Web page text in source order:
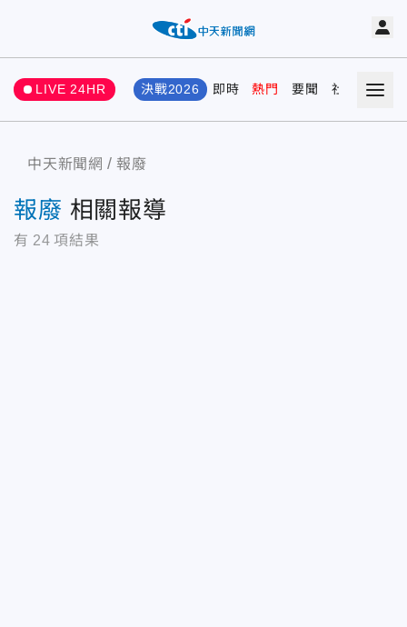
LIVE 24HR 決戰2026 即時 熱門 要聞 社會 娛樂
中天新聞網 報廢
報廢 相關報導
有 24 項結果